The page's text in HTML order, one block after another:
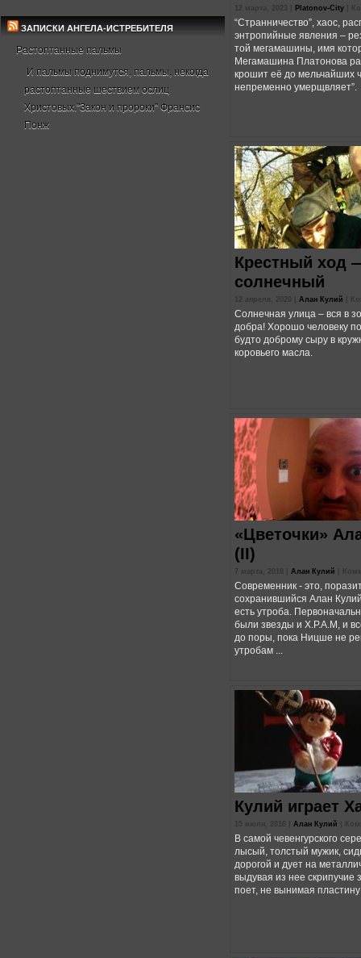
ЗАПИСКИ АНГЕЛА-ИСТРЕБИТЕЛЯ
Растоптанные пальмы
И пальмы поднимутся, пальмы, некогда
растоптанные шествием ослиц
Христовых."Закон и пророки" Франсис
Понж
12 марта, 2023 | Platonov-City
“Странничество”, хаос,
энтропийные явления –
той мегамашины, имя
Мегамашина Платонова
крошит её до мельчайших
непременно умерщвляет”.
Крестный ход
солнечный
12 апреля, 2020 | Алан Кулий
Солнечная улица – вся в
добра! Хорошо человеку
будто доброму сыру в
коровьего масла.
«Цветочки»
(II)
7 марта, 2018 | Алан Кулий
Современник - это,
сохранившийся Алан
есть утроба.
были звезды и Х.Р.А.М, и
до поры, пока Ницше не
утробам ...
Кулий играет
15 июля, 2016 | Алан Кулий
В самой чевенгурского
лысый, толстый мужик,
дорогой и дует на
выдувая из нее скрипучие
поет, не вынимая пластину